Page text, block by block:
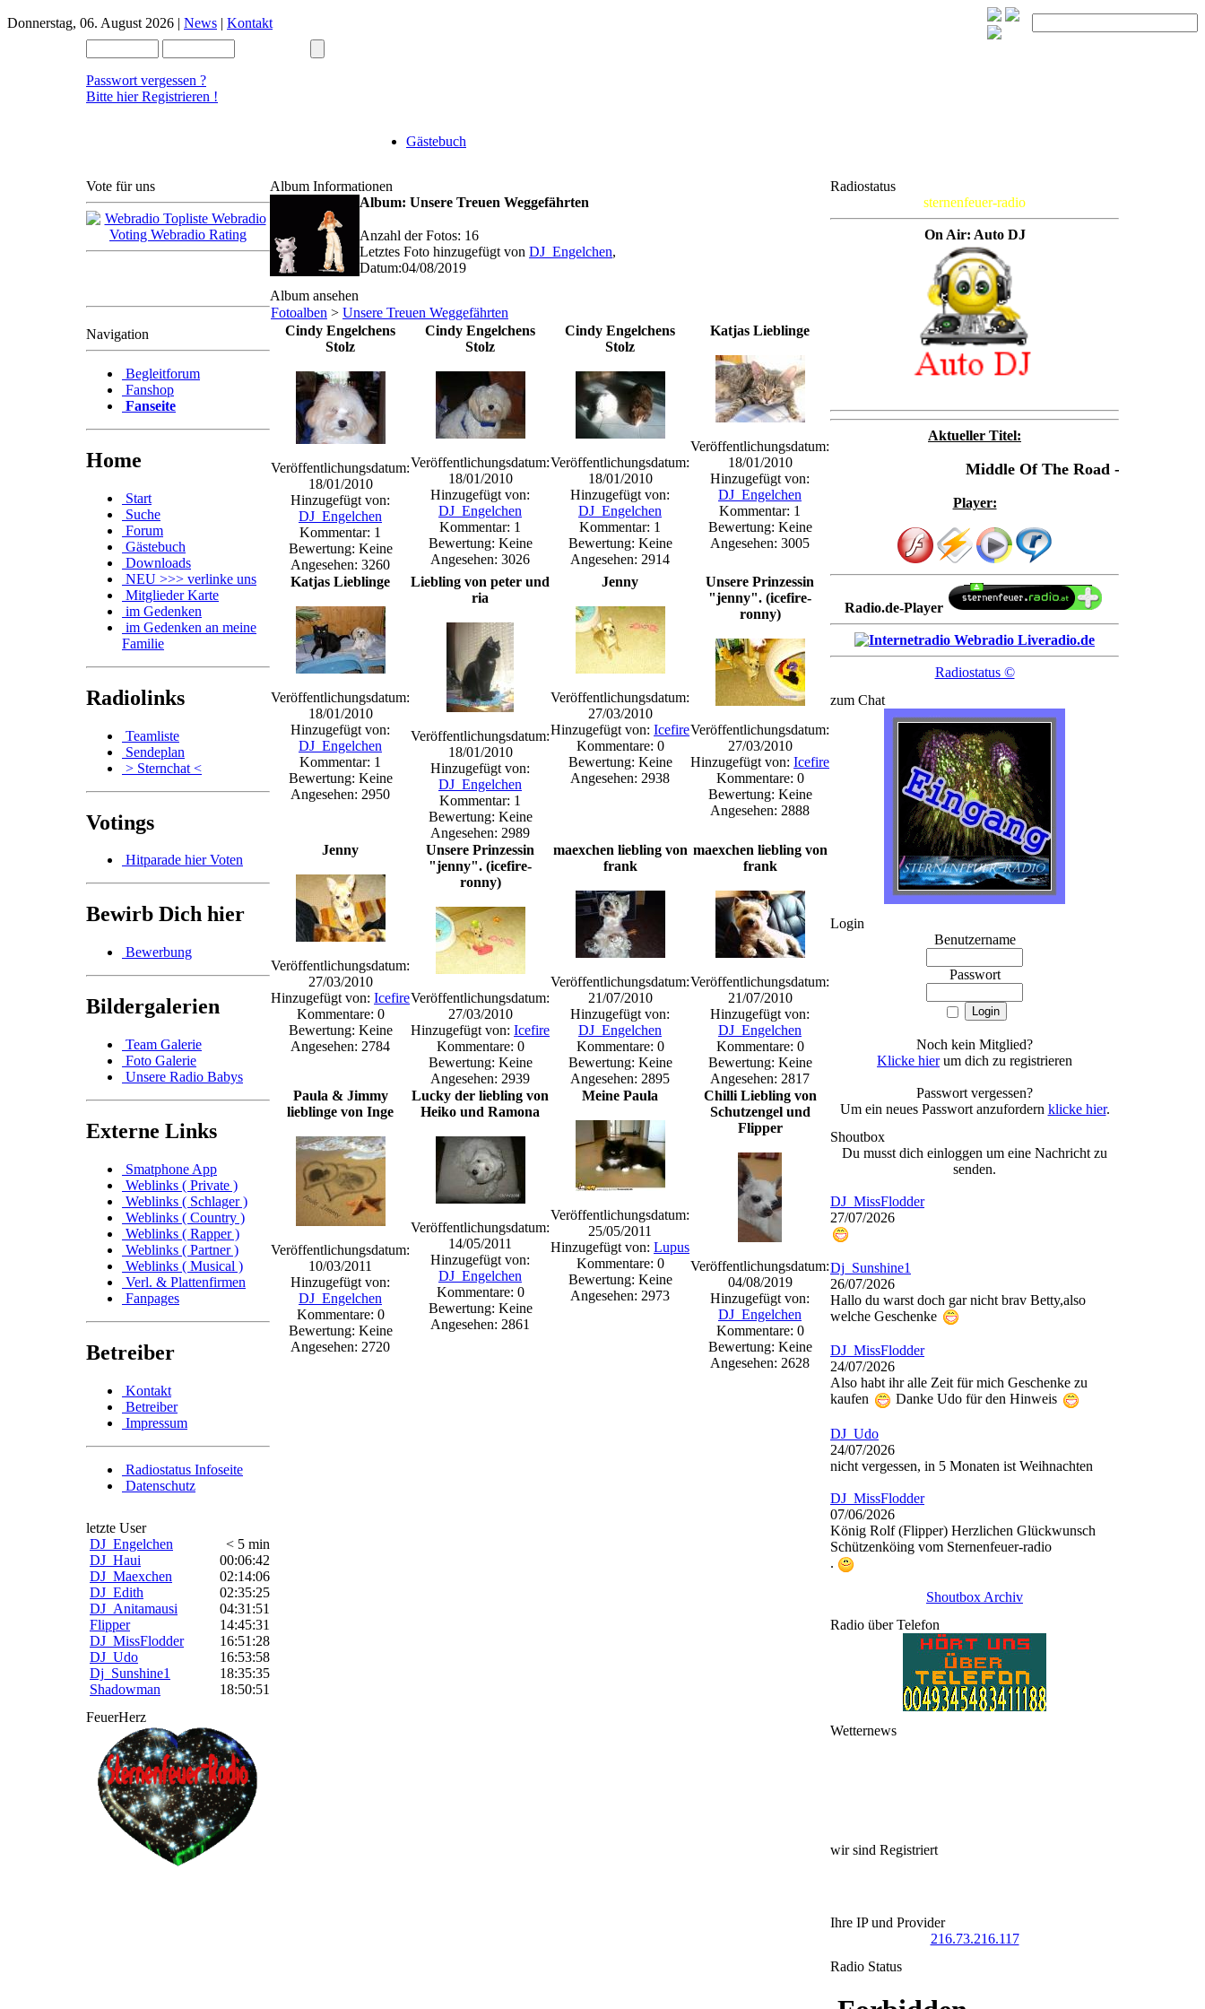
Donnerstag, 06. August 2026 | News | Kontakt
Passwort vergessen ?
Bitte hier Registrieren !
Gästebuch
Vote für uns
Navigation
Begleitforum
Fanshop
Fanseite
Home
Start
Suche
Forum
Gästebuch
Downloads
NEU >>> verlinke uns
Mitglieder Karte
im Gedenken
im Gedenken an meine
Familie
Radiolinks
Teamliste
Sendeplan
> Sternchat <
Votings
Hitparade hier Voten
Bewirb Dich hier
Bewerbung
Bildergalerien
Team Galerie
Foto Galerie
Unsere Radio Babys
Externe Links
Smatphone App
Weblinks ( Private )
Weblinks ( Schlager )
Weblinks ( Country )
Weblinks ( Rapper )
Weblinks ( Partner )
Weblinks ( Musical )
Verl. & Plattenfirmen
Fanpages
Betreiber
Kontakt
Betreiber
Impressum
Radiostatus Infoseite
Datenschutz
letzte User
DJ_Engelchen
< 5 min
DJ_Haui
00:06:42
DJ_Maexchen
02:14:06
DJ_Edith
02:35:25
DJ_Anitamausi
04:31:51
Flipper
14:45:31
DJ_MissFlodder
16:51:28
DJ_Udo
16:53:58
Dj_Sunshine1
18:35:35
Shadowman
18:50:51
FeuerHerz
Album Informationen
Album: Unsere Treuen Weggefährten
Anzahl der Fotos: 16
Letztes Foto hinzugefügt von DJ_Engelchen,
Datum:04/08/2019
Album ansehen
Fotoalben > Unsere Treuen Weggefährten
Cindy Engelchens
Stolz
Veröffentlichungsdatum:
18/01/2010
Hinzugefügt von:
DJ_Engelchen
Kommentar: 1
Bewertung: Keine
Angesehen: 3260
Cindy Engelchens
Stolz
Veröffentlichungsdatum:
18/01/2010
Hinzugefügt von:
DJ_Engelchen
Kommentar: 1
Bewertung: Keine
Angesehen: 3026
Cindy Engelchens
Stolz
Veröffentlichungsdatum:
18/01/2010
Hinzugefügt von:
DJ_Engelchen
Kommentar: 1
Bewertung: Keine
Angesehen: 2914
Katjas Lieblinge
Veröffentlichungsdatum:
18/01/2010
Hinzugefügt von:
DJ_Engelchen
Kommentar: 1
Bewertung: Keine
Angesehen: 3005
Katjas Lieblinge
Veröffentlichungsdatum:
18/01/2010
Hinzugefügt von:
DJ_Engelchen
Kommentar: 1
Bewertung: Keine
Angesehen: 2950
Liebling von peter und
ria
Veröffentlichungsdatum:
18/01/2010
Hinzugefügt von:
DJ_Engelchen
Kommentar: 1
Bewertung: Keine
Angesehen: 2989
Jenny
Veröffentlichungsdatum:
27/03/2010
Hinzugefügt von: Icefire
Kommentare: 0
Bewertung: Keine
Angesehen: 2938
Unsere Prinzessin
"jenny". (icefire-
ronny)
Veröffentlichungsdatum:
27/03/2010
Hinzugefügt von: Icefire
Kommentare: 0
Bewertung: Keine
Angesehen: 2888
Jenny
Veröffentlichungsdatum:
27/03/2010
Hinzugefügt von: Icefire
Kommentare: 0
Bewertung: Keine
Angesehen: 2784
Unsere Prinzessin
"jenny". (icefire-
ronny)
Veröffentlichungsdatum:
27/03/2010
Hinzugefügt von: Icefire
Kommentare: 0
Bewertung: Keine
Angesehen: 2939
maexchen liebling von
frank
Veröffentlichungsdatum:
21/07/2010
Hinzugefügt von:
DJ_Engelchen
Kommentare: 0
Bewertung: Keine
Angesehen: 2895
maexchen liebling von
frank
Veröffentlichungsdatum:
21/07/2010
Hinzugefügt von:
DJ_Engelchen
Kommentare: 0
Bewertung: Keine
Angesehen: 2817
Paula & Jimmy
lieblinge von Inge
Veröffentlichungsdatum:
10/03/2011
Hinzugefügt von:
DJ_Engelchen
Kommentare: 0
Bewertung: Keine
Angesehen: 2720
Lucky der liebling von
Heiko und Ramona
Veröffentlichungsdatum:
14/05/2011
Hinzugefügt von:
DJ_Engelchen
Kommentare: 0
Bewertung: Keine
Angesehen: 2861
Meine Paula
Veröffentlichungsdatum:
25/05/2011
Hinzugefügt von: Lupus
Kommentare: 0
Bewertung: Keine
Angesehen: 2973
Chilli Liebling von
Schutzengel und
Flipper
Veröffentlichungsdatum:
04/08/2019
Hinzugefügt von:
DJ_Engelchen
Kommentare: 0
Bewertung: Keine
Angesehen: 2628
Radiostatus
sternenfeuer-radio
On Air: Auto DJ
Aktueller Titel:
Middle Of The Road - Chirpy
Player:
Radio.de-Player
Radiostatus ©
zum Chat
Login
Benutzername
Passwort
Noch kein Mitglied?
Klicke hierum dich zu registrieren
Passwort vergessen?
Um ein neues Passwort anzufordern klicke hier.
Shoutbox
Du musst dich einloggen um eine Nachricht zu
senden.
DJ_MissFlodder
27/07/2026
Dj_Sunshine1
26/07/2026
Hallo du warst doch gar nicht brav Betty,also
welche Geschenke
DJ_MissFlodder
24/07/2026
Also habt ihr alle Zeit für mich Geschenke zu
kaufen
Danke Udo für den Hinweis
DJ_Udo
24/07/2026
nicht vergessen, in 5 Monaten ist Weihnachten
DJ_MissFlodder
07/06/2026
König Rolf (Flipper) Herzlichen Glückwunsch
Schützenköing vom Sternenfeuer-radio
.
Shoutbox Archiv
Radio über Telefon
Wetternews
wir sind Registriert
Ihre IP und Provider
216.73.216.117
Radio Status